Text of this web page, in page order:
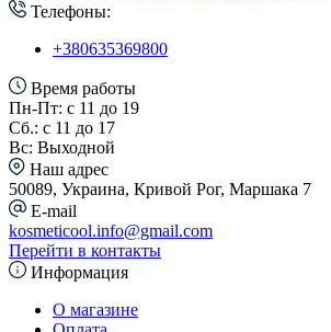
Телефоны:
+380635369800
Время работы
Пн-Пт: с 11 до 19
Сб.: с 11 до 17
Вс: Выходной
Наш адрес
50089, Украина, Кривой Рог, Маршака 7
E-mail
kosmeticool.info@gmail.com
Перейти в контакты
Информация
О магазине